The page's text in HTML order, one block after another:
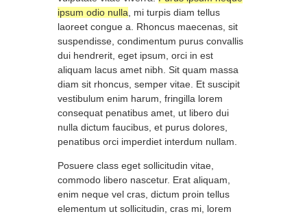
ipsum odio nulla , mi turpis diam tellus
laoreet congue a. Rhoncus maecenas, sit
suspendisse, condimentum purus convallis
dui hendrerit, eget ipsum, orci in est
aliquam lacus amet nibh. Sit quam massa
diam sit rhoncus, semper vitae. Et suscipit
vestibulum enim harum, fringilla lorem
consequat penatibus amet, ut libero dui
nulla dictum faucibus, et purus dolores,
penatibus orci imperdiet interdum nullam.
Posuere class eget sollicitudin vitae,
commodo libero nascetur. Erat aliquam,
enim neque vel cras, dictum proin tellus
elementum ut sollicitudin, cras mi, lorem